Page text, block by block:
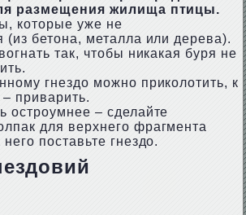
размещения жилища птицы.
которые уже не
(из бетона, металла или дерева).
так, чтобы никакая буря не
гнездо можно приколотить, к
приварить.
остроумнее – сделайте
для верхнего фрагмента
поставьте гнездо.